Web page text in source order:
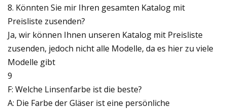
8. Könnten Sie mir Ihren gesamten Katalog mit
Preisliste zusenden?
Ja, wir können Ihnen unseren Katalog mit Preisliste
zusenden, jedoch nicht alle Modelle, da es hier zu viele
Modelle gibt
9
F: Welche Linsenfarbe ist die beste?
A: Die Farbe der Gläser ist eine persönliche